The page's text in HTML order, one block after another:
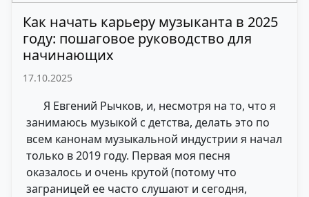
Как начать карьеру музыканта в 2025
году: пошаговое руководство для
начинающих
17.10.2025
Я Евгений Рычков, и, несмотря на то, что я
занимаюсь музыкой с детства, делать это по
всем канонам музыкальной индустрии я начал
только в 2019 году. Первая моя песня
оказалось и очень крутой (потому что
заграницей ее часто слушают и сегодня,